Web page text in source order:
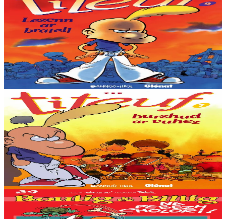
La Loi du préau
'Faut éviter les pourris du zizi qui rackettent, échapper aux punitions
du concierge, faire gaffe aux filles, refuser de partager son goûter
avec Rechetig,...
En stock9,53 €
Acheter
Bannoù-heol
Le Miracle de la vie
Il paraît que tout est déjà écrit... si on sera blond, roux, gros, avec les
oreilles décollées ou nul en maths. Même déjà quand on est
spermatozoïde, c'est tout...
En stock
9,53 €
Voir
Acheter
Bannoù-heol
Quel cirque !